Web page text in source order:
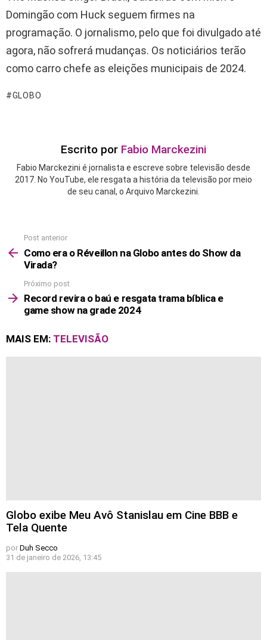
Domingão com Huck seguem firmes na
programação. O jornalismo, pelo que foi divulgado até
agora, não sofrerá mudanças. Os noticiários terão
como carro chefe as eleições municipais de 2024.
GLOBO
Escrito por Fabio Marckezini
Fabio Marckezini é jornalista e escreve sobre televisão desde
2017. No YouTube, ele resgata a história da televisão por meio
de seu canal, o Arquivo Marckezini.
more
Post anterior
Como era o Réveillon na Globo antes do Show da
Virada?
Próximo post
Record revira o baú e resgata trama bíblica e
game show na grade 2024
MAIS EM: TELEVISÃO
Globo exibe Meu Avô Stanislau em Cine BBB e
Tela Quente
por Duh Secco
31 de janeiro de 2026, 13:45